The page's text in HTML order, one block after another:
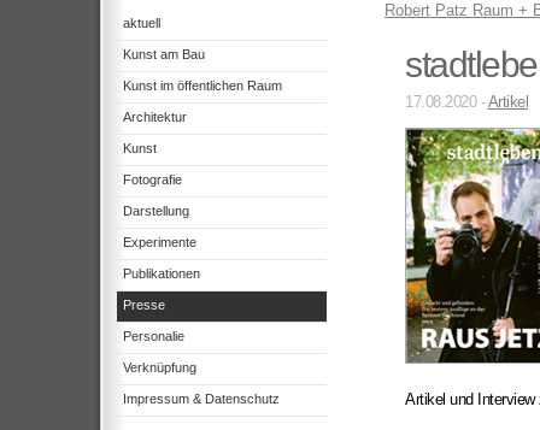
aktuell
Kunst am Bau
Kunst im öffentlichen Raum
Architektur
Kunst
Fotografie
Darstellung
Experimente
Publikationen
Presse
Personalie
Verknüpfung
Impressum & Datenschutz
Robert Patz Raum +
17.08.2020 -Artikel
Artikel und